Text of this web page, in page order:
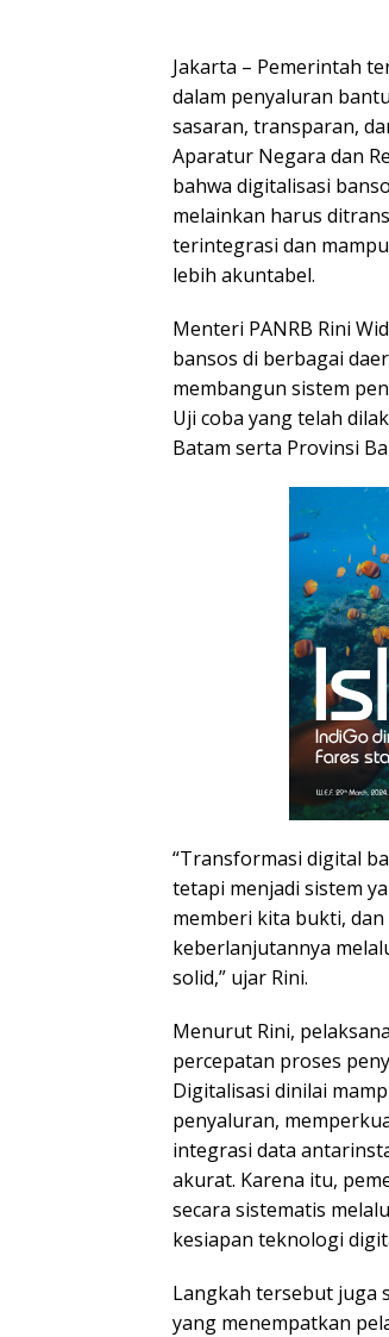
Jakarta – Pemerintah
dalam penyaluran
sasaran, transparan,
Aparatur Negara dan
bahwa digitalisasi
melainkan harus
terintegrasi dan
lebih akuntabel.
Menteri PANRB Rini
bansos di berbagai
membangun sistem
Uji coba yang telah
Batam serta Provinsi
“Transformasi digital
tetapi menjadi sistem
memberi kita bukti,
keberlanjutannya
solid,” ujar Rini.
Menurut Rini,
percepatan proses
Digitalisasi dinilai
penyaluran,
integrasi data
akurat. Karena itu,
secara sistematis
kesiapan teknologi
Langkah tersebut juga
yang menempatkan